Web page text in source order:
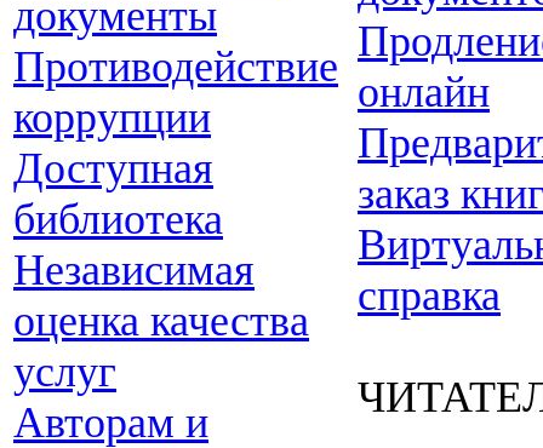
документы
Противодействие
коррупции
Доступная
библиотека
Независимая
оценка качества
услуг
Авторам и
онлайн
заказ
справка